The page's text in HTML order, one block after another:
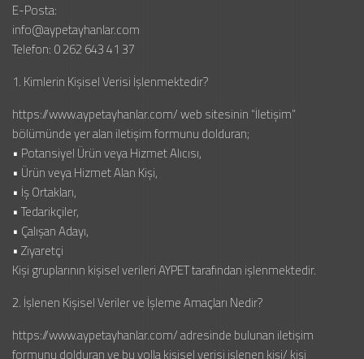
E-Posta:
info@aypetayhanlar.com
Telefon: 0 262 643 41 37
1. Kimlerin Kişisel Verisi İşlenmektedir?
https://www.aypetayhanlar.com/ web sitesinin “İletişim”
bölümünde yer alan iletişim formunu dolduran;
• Potansiyel Ürün veya Hizmet Alıcısı,
• Ürün veya Hizmet Alan Kişi,
• İş Ortakları,
• Tedarikçiler,
• Çalışan Adayı,
• Ziyaretçi
Kişi gruplarının kişisel verileri AYPET tarafından işlenmektedir.
2. İşlenen Kişisel Veriler ve İşleme Amaçları Nedir?
https://www.aypetayhanlar.com/ adresinde bulunan iletişim
formunu dolduran ve bu yolla kişisel verisi işlenen kişi/ kişi